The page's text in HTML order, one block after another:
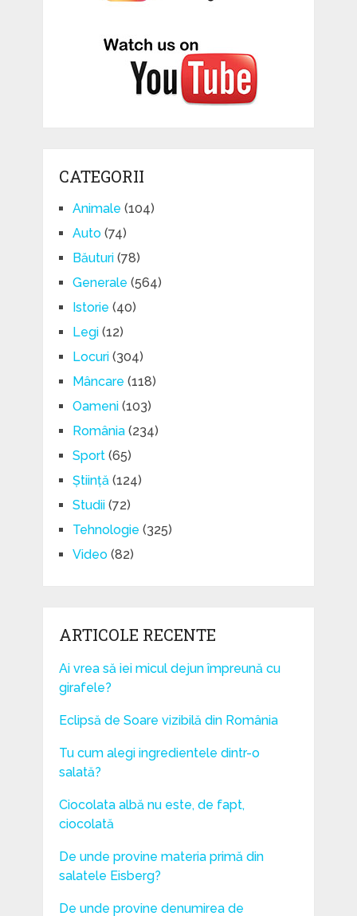
CATEGORII
Animale (104)
Auto(74)
Băuturi(78)
Generale (564)
Istorie (40)
Legi(12)
Locuri(304)
Mâncare (118)
Oameni(103)
România(234)
Sport(65)
Știință(124)
Studii(72)
Tehnologie (325)
Video(82)
ARTICOLE RECENTE
Ai vrea să iei micul dejun împreună cu
girafele?
Eclipsă de Soare vizibilă din România
Tu cum alegi ingredientele dintr-o
salată?
Ciocolata albă nu este, de fapt,
ciocolată
De unde provine materia primă din
salatele Eisberg?
De unde provine denumirea de